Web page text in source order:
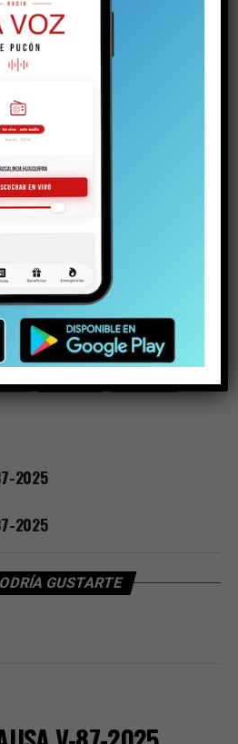
X
2025
2025
GUSTARTE